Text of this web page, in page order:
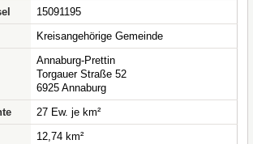
15091195
Kreisangehörige Gemeinde
Annaburg-Prettin
Torgauer Straße 52
6925 Annaburg
27 Ew. je km²
12,74 km²